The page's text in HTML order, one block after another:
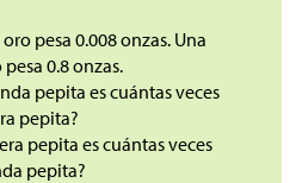
pesa 0.008 onzas. Una
0.8 onzas.
pepita es cuántas veces
pepita?
pepita es cuántas veces
pepita?